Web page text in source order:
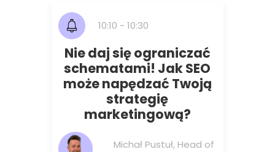
Michał Pustuł, Head of
Nie daj się ograniczać
schematami! Jak SEO
może napędzać Twoją
strategię
marketingową?
10:10 - 10:30